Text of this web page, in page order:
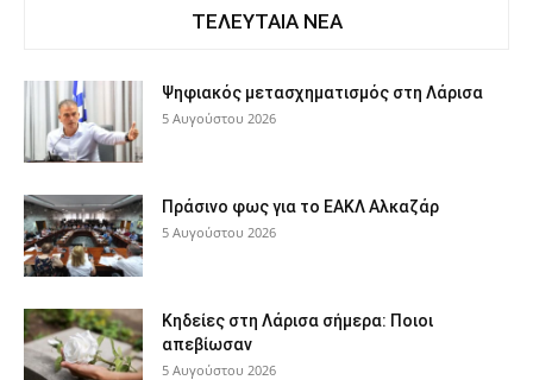
ΤΕΛΕΥΤΑΙΑ ΝΕΑ
Ψηφιακός μετασχηματισμός στη Λάρισα
5 Αυγούστου 2026
Πράσινο φως για το ΕΑΚΛ Αλκαζάρ
5 Αυγούστου 2026
Κηδείες στη Λάρισα σήμερα: Ποιοι
απεβίωσαν
5 Αυγούστου 2026